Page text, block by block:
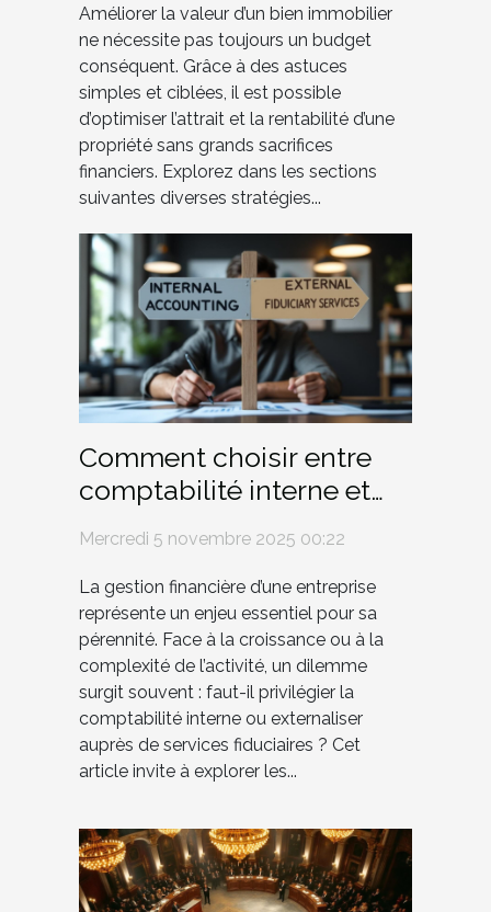
Améliorer la valeur d’un bien immobilier
ne nécessite pas toujours un budget
conséquent. Grâce à des astuces
simples et ciblées, il est possible
d’optimiser l’attrait et la rentabilité d’une
propriété sans grands sacrifices
financiers. Explorez dans les sections
suivantes diverses stratégies...
Comment choisir entre
comptabilité interne et
services fiduciaires
externes ?
Mercredi 5 novembre 2025 00:22
La gestion financière d’une entreprise
représente un enjeu essentiel pour sa
pérennité. Face à la croissance ou à la
complexité de l’activité, un dilemme
surgit souvent : faut-il privilégier la
comptabilité interne ou externaliser
auprès de services fiduciaires ? Cet
article invite à explorer les...